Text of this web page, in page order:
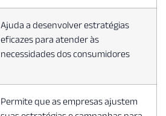
Ajuda a desenvolver estratégias
eficazes para atender às
necessidades dos consumidores
Permite que as empresas ajustem